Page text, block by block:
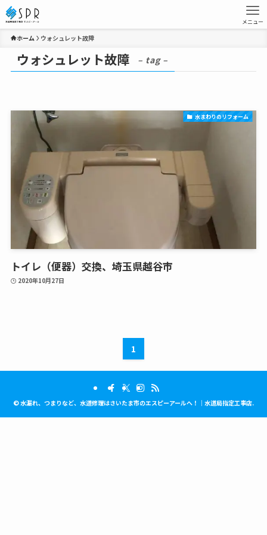
メニュー
ホーム ウォシュレット故障
ウォシュレット故障 – tag –
水まわりのリフォーム
トイレ（便器）交換、埼玉県越谷市
2020年10月27日
1
©水漏れ、つまりなど、水道修理はさいたま市のエスピーアールへ！｜水道局指定工事店.